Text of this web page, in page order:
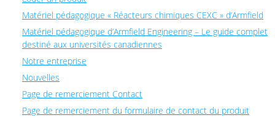
Matériel pédagogique « Réacteurs chimiques CEXC » d’Armfield
Matériel pédagogique d’Armfield Engineering – Le guide complet
destiné aux universités canadiennes
Notre entreprise
Nouvelles
Page de remerciement Contact
Page de remerciement du formulaire de contact du produit